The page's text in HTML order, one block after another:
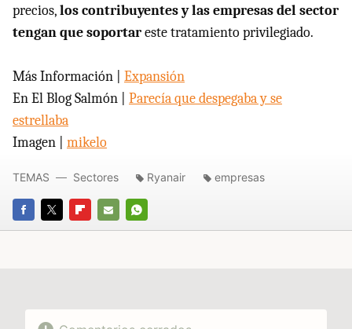
precios,los contribuyentes y las empresas del sector
tengan que soportareste tratamiento privilegiado.
Más Información | Expansión
En El Blog Salmón | Parecía que despegaba y se
estrellaba
Imagen | mikelo
FACEBOOK
TWITTERFLIPBOARD
E-
WHATSAPP
TEMAS Sectores Ryanair empresas